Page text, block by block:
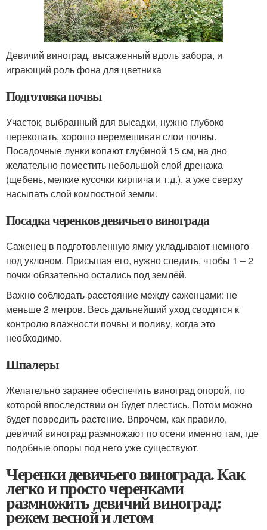
Девичий виноград, высаженный вдоль забора, и
играющий роль фона для цветника
Подготовка почвы
Участок, выбранный для высадки, нужно глубоко
перекопать, хорошо перемешивая слои почвы.
Посадочные лунки копают глубиной 15 см, на дно
желательно поместить небольшой слой дренажа
(щебень, мелкие кусочки кирпича и т.д.), а уже сверху
насыпать слой компостной земли.
Посадка черенков девичьего винограда
Саженец в подготовленную ямку укладывают немного
под уклоном. Присыпая его, нужно следить, чтобы 1 – 2
почки обязательно остались под землёй.
Важно соблюдать расстояние между саженцами: не
меньше 2 метров. Весь дальнейший уход сводится к
контролю влажности почвы и поливу, когда это
необходимо.
Шпалеры
Желательно заранее обеспечить виноград опорой, по
которой впоследствии он будет плестись. Потом можно
будет повредить растение. Впрочем, как правило,
девичий виноград размножают по осени именно там, где
подобные опоры под него уже существуют.
Черенки девичьего винограда. Как
легко и просто черенками
размножить девичий виноград:
режем весной и летом